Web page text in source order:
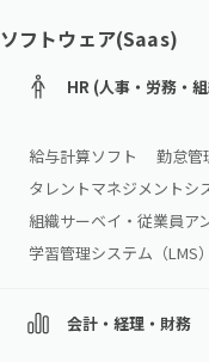
ソフトウェア(Saas)
HR (人事・労務・
給与計算ソフト 勤怠管
タレントマネジメントシ
組織サーベイ・従業員ア
学習管理システム（LMS）
会計・経理・財務